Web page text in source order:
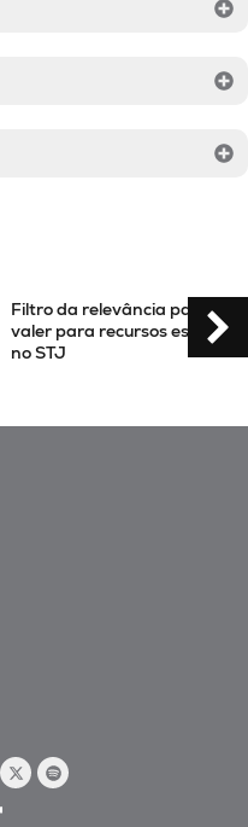
Filtro da relevância passa a
valer para recursos especiais
no STJ